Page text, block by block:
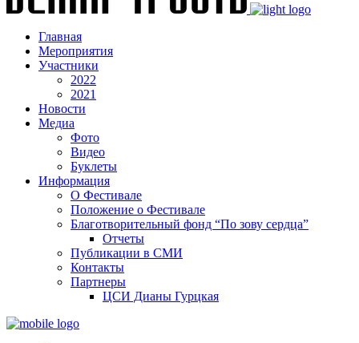
Главная
Мероприятия
Участники
2022
2021
Новости
Медиа
Фото
Видео
Буклеты
Информация
О Фестивале
Положение о Фестивале
Благотворительный фонд “По зову сердца”
Отчеты
Публикации в СМИ
Контакты
Партнеры
ЦСИ Дианы Гурцкая